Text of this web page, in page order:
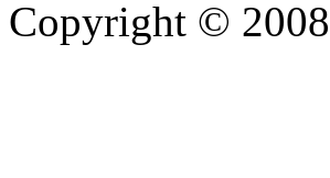
Copyright ©